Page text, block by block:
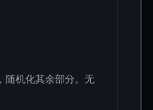
随机化其余部分。无